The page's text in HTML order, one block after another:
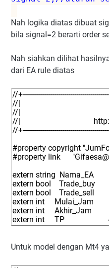
Nah logika diatas dibuat
bila signal=2 berarti order
Nah siahkan dilihat
dari EA rule diatas
Untuk model dengan Mt4